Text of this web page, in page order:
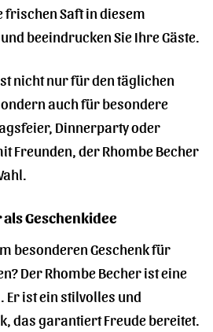
frischen Saft in diesem
beeindrucken Sie Ihre Gäste.
nicht nur für den täglichen
auch für besondere
Dinnerparty oder
Freunden, der Rhombe Becher
Geschenkidee
besonderen Geschenk für
Der Rhombe Becher ist eine
Er ist ein stilvolles und
das garantiert Freude bereitet.